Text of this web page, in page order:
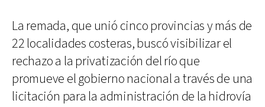
La remada, que unió cinco provincias y más de
22 localidades costeras, buscó visibilizar el
rechazo a la privatización del río que
promueve el gobierno nacional a través de una
licitación para la administración de la hidrovía